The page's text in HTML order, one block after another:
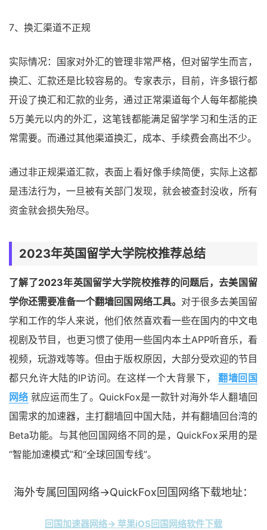
7、换汇渠道不正规
实际情况：国家对外汇的管理非常严格，但对留学生而言，
换汇、汇款还是比较容易的。专家表示，目前，许多银行都
开设了换汇和汇款的业务，通过正常渠道每个人每年都能换
5万美元以内的外汇，这笔钱都能满足留学学习和生活的正
常需要。而通过其他渠道换汇，成本、手续费会高出不少。
通过非正规渠道汇款，表面上看好像手续简便，实际上这都
是违法行为，一旦被有关部门发现，就会被查封没收，所有
资金就会损失殆尽。
2023年英国留学大学院校推荐总结
了解了2023年英国留学大学院校推荐的问题后，去美国留
学你还需要准备一个翻墙回国网络工具。 对于很多去美国留
学和工作的华人来说，他们依然喜欢看一些在国内的中文电
视剧及节目，也更习惯了使用一些国内本土APP听音乐，看
视频，玩游戏等等。但由于版权原因，大部分受欢迎的节目
都只允许大陆的IP访问。在这样一个大背景下，
翻墙回国
网络 就应运而生了。QuickFox是一款针对海外华人翻墙回
国需求的加速器，主打翻墙回中国大陆，并有翻墙回台湾的
Beta功能。与其他回国网络不同的是，QuickFox采用的是
“智能加速模式”和“全球回国专线”。
海外专属回国网络→QuickFox回国网络下载地址：
回国加速器网络→ 苹果iOS回国网络软件下载